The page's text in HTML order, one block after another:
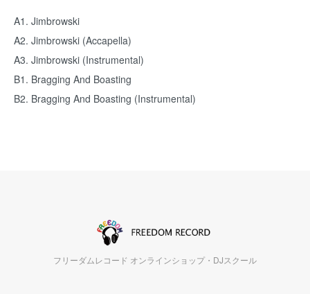
A1. Jimbrowski
A2. Jimbrowski (Accapella)
A3. Jimbrowski (Instrumental)
B1. Bragging And Boasting
B2. Bragging And Boasting (Instrumental)
フリーダムレコード オンラインショップ・DJスクール